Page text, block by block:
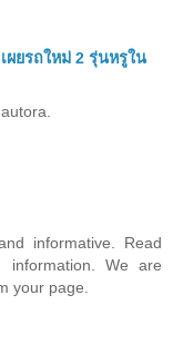
ยรถใหม่ 2 รุ่นหรูใน
informative. Read
We are
your page.